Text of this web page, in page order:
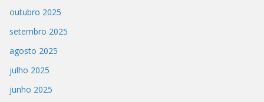
outubro 2025
setembro 2025
agosto 2025
julho 2025
junho 2025